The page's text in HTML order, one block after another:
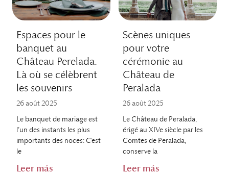
Espaces pour le
banquet au
Château Perelada.
Là où se célèbrent
les souvenirs
26 août 2025
Le banquet de mariage est
l’un des instants les plus
importants des noces: C’est
le
Leer más
Scènes uniques
pour votre
cérémonie au
Château de
Peralada
26 août 2025
Le Château de Peralada,
érigé au XIVe siècle par les
Comtes de Peralada,
conserve la
Leer más